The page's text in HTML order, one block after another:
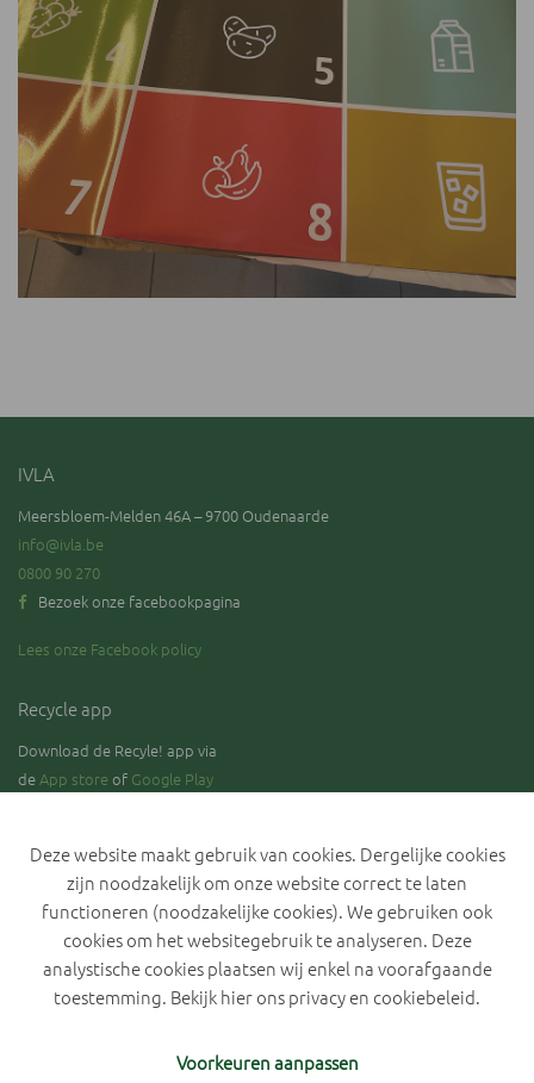
IVLA
Meersbloem-Melden 46A – 9700 Oudenaarde
info@ivla.be
0800 90 270
Bezoek onze facebookpagina
Lees onze Facebook policy
Recycle app
Download de Recyle! app via
de App store of Google Play
Blijf op de hoogte over de stand van zaken rond de selectieve
inzameling van GFT.
Privacyverklaring IVLA
Deze website maakt gebruik van cookies. Dergelijke cookies
zijn noodzakelijk om onze website correct te laten
functioneren (noodzakelijke cookies). We gebruiken ook
cookies om het websitegebruik te analyseren. Deze
analystische cookies plaatsen wij enkel na voorafgaande
toestemming. Bekijk hier onsprivacy en cookiebeleid.
Voorkeuren aanpassen